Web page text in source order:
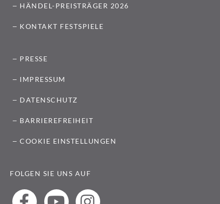
HÄNDEL-PREISTRÄGER 2026
KONTAKT FESTSPIELE
PRESSE
IMPRESSUM
DATENSCHUTZ
BARRIEREFREIHEIT
COOKIE EINSTELLUNGEN
FOLGEN SIE UNS AUF